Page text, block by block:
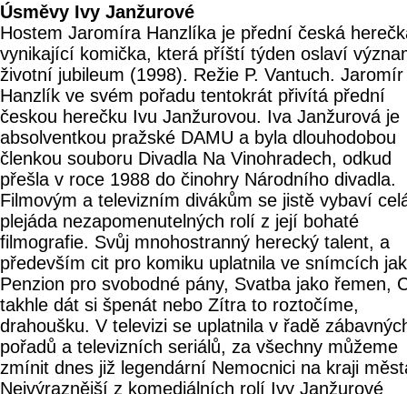
Úsměvy Ivy Janžurové
Hostem Jaromíra Hanzlíka je přední česká
vynikající komička, která příští týden oslaví
životní jubileum (1998). Režie P. Vantuch. Jaromír
Hanzlík ve svém pořadu tentokrát přivítá přední
českou herečku Ivu Janžurovou. Iva Janžurová je
absolventkou pražské DAMU a byla dlouhodobou
členkou souboru Divadla Na Vinohradech, odkud
přešla v roce 1988 do činohry Národního divadla.
Filmovým a televizním divákům se jistě vybaví
plejáda nezapomenutelných rolí z její bohaté
filmografie. Svůj mnohostranný herecký talent, a
především cit pro komiku uplatnila ve snímcích
Penzion pro svobodné pány, Svatba jako řemen,
takhle dát si špenát nebo Zítra to roztočíme,
drahoušku. V televizi se uplatnila v řadě
pořadů a televizních seriálů, za všechny můžeme
zmínit dnes již legendární Nemocnici na kraji
Nejvýraznější z komediálních rolí Ivy Janžurové